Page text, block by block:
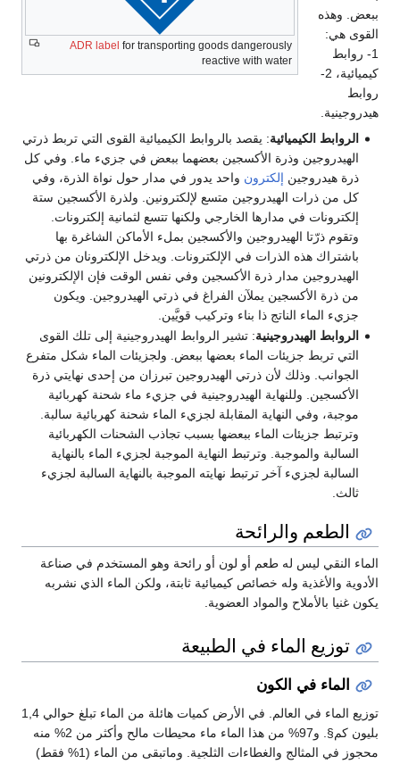
ADR label for transporting goods dangerously
reactive with water
ببعض. وهذه
القوى هي:
1- روابط
كيميائية، 2-
روابط
هيدروجينية.
الروابط الكيميائية: يقصد بالروابط الكيميائية القوى التي تربط ذرتي
الهيدروجين وذرة الأكسجين بعضهما ببعض في جزيء ماء. وفي كل
ذرة هيدروجين إلكترون واحد يدور في مدار حول نواة الذرة، وفي
كل من ذرات الهيدروجين متسع لإلكترونين. ولذرة الأكسجين ستة
إلكترونات في مدارها الخارجي ولكنها تتسع لثمانية إلكترونات.
وتقوم ذرّتا الهيدروجين والأكسجين بملء الأماكن الشاغرة بها
باشتراك هذه الذرات في الإلكترونات. ويدخل الإلكترونان من ذرتي
الهيدروجين مدار ذرة الأكسجين وفي نفس الوقت فإن الإلكترونين
من ذرة الأكسجين يملآن الفراغ في ذرتي الهيدروجين. ويكون
جزيء الماء الناتج ذا بناء وتركيب قويَّين.
الروابط الهيدروجينية: تشير الروابط الهيدروجينية إلى تلك القوى
التي تربط جزيئات الماء بعضها ببعض. ولجزيئات الماء شكل متفرع
الجوانب. وذلك لأن ذرتي الهيدروجين تبرزان من إحدى نهايتي ذرة
الأكسجين. وللنهاية الهيدروجينية في جزيء ماء شحنة كهربائية
موجبة، وفي النهاية المقابلة لجزيء الماء شحنة كهربائية سالبة.
وترتبط جزيئات الماء ببعضها بسبب تجاذب الشحنات الكهربائية
السالبة والموجبة. وترتبط النهاية الموجبة لجزيء الماء بالنهاية
السالبة لجزيء آخر ترتبط نهايته الموجبة بالنهاية السالبة لجزيء
ثالث.
الطعم والرائحة
الماء النقي ليس له طعم أو لون أو رائحة وهو المستخدم في صناعة
الأدوية والأغذية وله خصائص كيميائية ثابتة، ولكن الماء الذي نشربه
يكون غنيا بالأملاح والمواد العضوية.
توزيع الماء في الطبيعة
الماء في الكون
توزيع الماء في العالم. في الأرض كميات هائلة من الماء تبلغ حوالي 1,4
بليون كم§. و97% من هذا الماء ماء محيطات مالح وأكثر من 2% منه
محجوز في المثالج والغطاءات الثلجية. وماتبقى من الماء (1% فقط)